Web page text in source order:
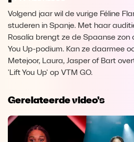
Volgend jaar wil de vurige Féline
studeren in Spanje. Met haar
Rosalía brengt ze de Spaanse
You Up-podium. Kan ze daarmee
Metejoor, Laura, Jasper of Bart
'Lift You Up' op VTM GO.
Gerelateerde video's